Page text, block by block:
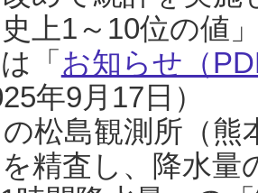
上1～10位の値
「 お知らせ（
年9月17日）
松島観測所（熊
精査し、降水